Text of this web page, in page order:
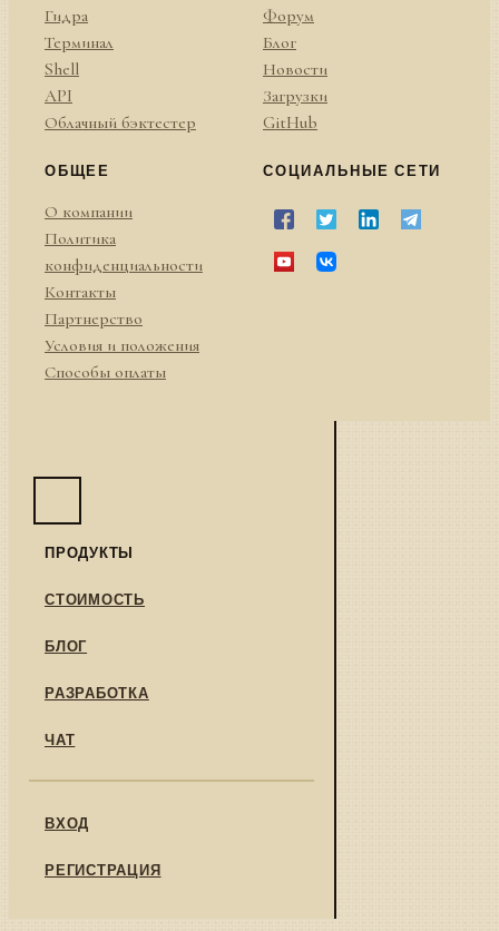
Гидра
Терминал
Shell
API
Облачный бэктестер
Форум
Блог
Новости
Загрузки
GitHub
ОБЩЕЕ
О компании
Политика
конфиденциальности
Контакты
Партнерство
Условия и положения
Способы оплаты
СОЦИАЛЬНЫЕ СЕТИ
ПРОДУКТЫ
СТОИМОСТЬ
БЛОГ
РАЗРАБОТКА
ЧАТ
ВХОД
РЕГИСТРАЦИЯ